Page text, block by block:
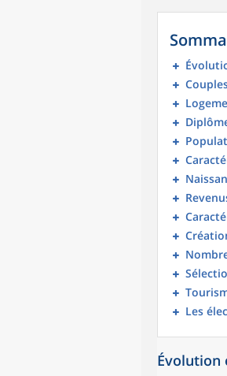
Les
Évolution